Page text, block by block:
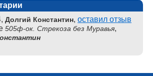
Долгий Константин, оставил отзыв
505ф-ок. Стрекоза без Муравья,